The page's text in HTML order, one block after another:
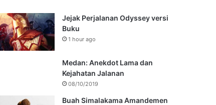
Jejak Perjalanan Odyssey versi
Buku
1 hour ago
Medan: Anekdot Lama dan
Kejahatan Jalanan
08/10/2019
Buah Simalakama Amandemen